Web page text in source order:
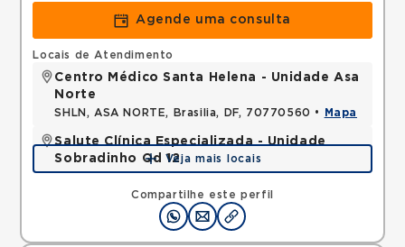
Agende uma consulta
Compartilhe este perfil
Locais de Atendimento
Centro Médico Santa Helena - Unidade Asa
Norte
SHLN, ASA NORTE, Brasilia, DF, 70770560 • Mapa
Salute Clínica Especializada - Unidade
Sobradinho Qd 12
QUADRA, SOBRADINHO, Brasilia, DF, 73010120 •
Veja mais locais